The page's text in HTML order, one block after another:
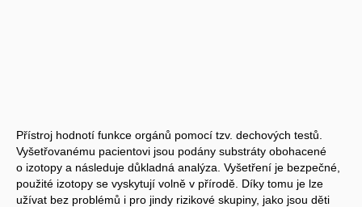
Přístroj hodnotí funkce orgánů pomocí tzv. dechových testů.
Vyšetřovanému pacientovi jsou podány substráty obohacené
o izotopy a následuje důkladná analýza. Vyšetření je bezpečné,
použité izotopy se vyskytují volně v přírodě. Díky tomu je lze
užívat bez problémů i pro jindy rizikové skupiny, jako jsou děti